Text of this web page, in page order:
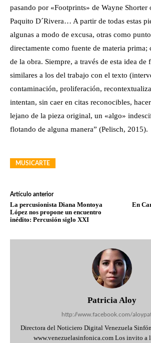
pasando por «Footprints» de Wayne Shorter
Paquito D´Rivera… A partir de todas estas
algunas a modo de excusa, otras como
directamente como fuente de materia prima;
de la obra. Siempre, a través de esta idea
similares a los del trabajo con el texto
contaminación, proliferación,
intentan, sin caer en citas reconocibles,
lejano de la pieza original, un «algo»
flotando de alguna manera” (Pelisch, 2015).
MUSICARTE
Artículo anterior
La percusionista Diana Montoya
López nos propone un encuentro
inédito: Percusión siglo XXI
En
Patricia Aloy
http://www.facebook.com/
Directora del Noticiero Digital Venezuela
www.venezuelasinfonica.com Los invito a